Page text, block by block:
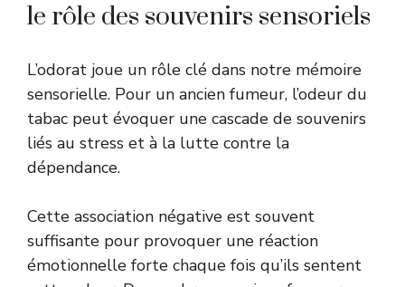
le rôle des souvenirs sensoriels
L’odorat joue un rôle clé dans notre mémoire
sensorielle. Pour un ancien fumeur, l’odeur du
tabac peut évoquer une cascade de souvenirs
liés au stress et à la lutte contre la
dépendance.
Cette association négative est souvent
suffisante pour provoquer une réaction
émotionnelle forte chaque fois qu’ils sentent